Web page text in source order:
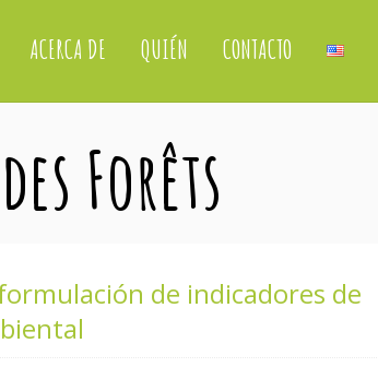
ACERCA DE QUIÉN CONTACTO
Forêts
de indicadores de